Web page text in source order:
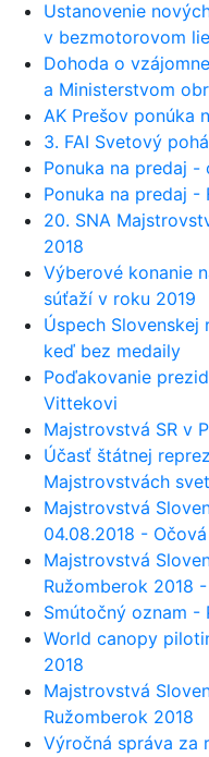
Ustanovenie
v bezmotorovom
Dohoda o
a Ministerstvom
AK Prešov ponúka
3. FAI Svetový
Ponuka na predaj -
Ponuka na predaj -
20. SNA
2018
Výberové konanie
súťaží v roku 2019
Úspech Slovenskej
keď bez medaily
Poďakovanie
Vittekovi
Majstrovstvá SR v
Účasť štátnej
Majstrovstvách
Majstrovstvá
04.08.2018 - Očová
Majstrovstvá
Ružomberok 2018
Smútočný oznam -
World canopy
2018
Majstrovstvá
Ružomberok 2018
Výročná správa za